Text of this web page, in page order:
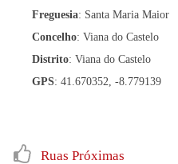
Freguesia: Santa Maria Maior
Concelho: Viana do Castelo
Distrito: Viana do Castelo
GPS: 41.670352, -8.779139
Ruas Próximas